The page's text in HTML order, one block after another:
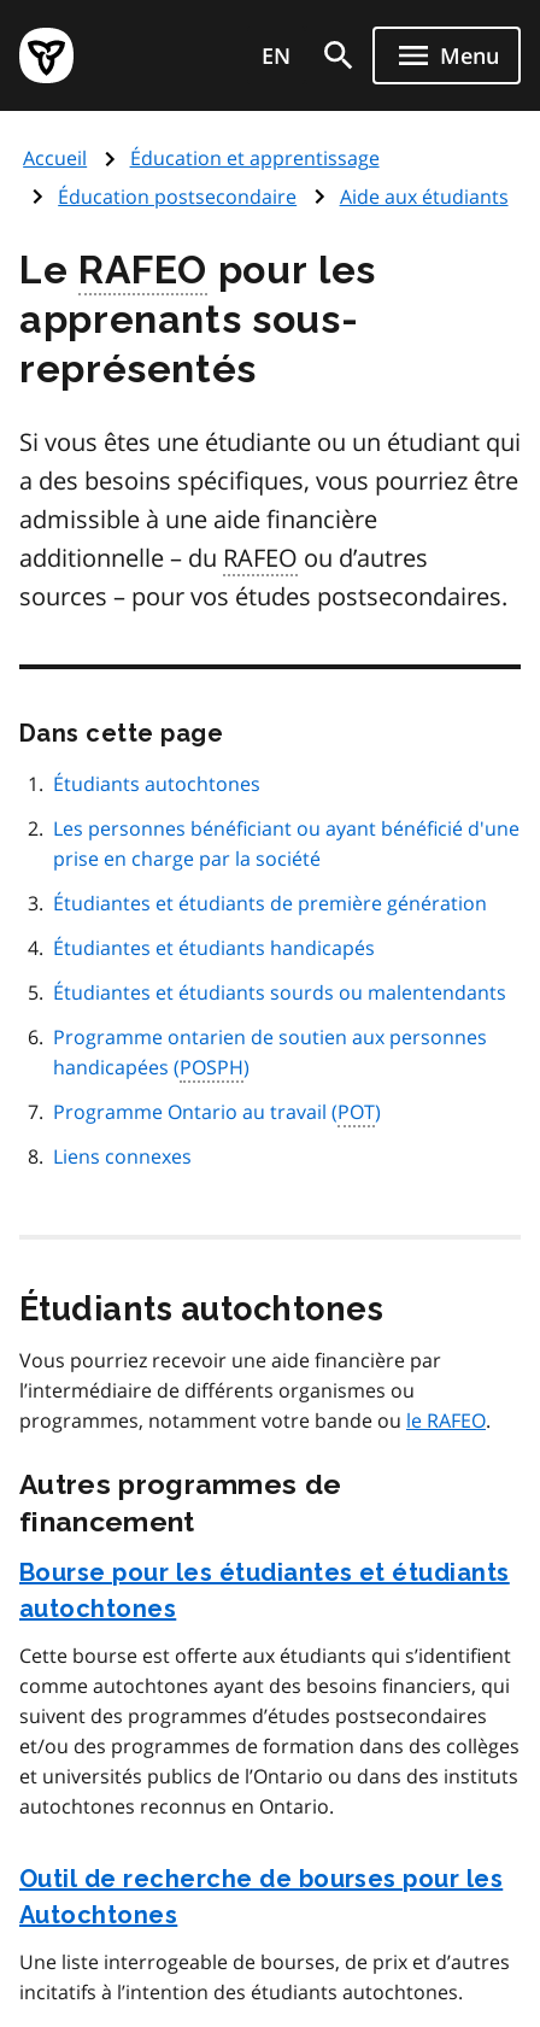
au
contenu
principal
Page
d'accueil
de
l'Ontario
EN Menu
Accueil
Éducation et apprentissage
Éducation postsecondaire
Aide aux étudiants
Le RAFEO pour les
apprenants sous-
représentés
Si vous êtes une étudiante ou un étudiant qui
a des besoins spécifiques, vous pourriez être
admissible à une aide financière
additionnelle – du RAFEO ou d’autres
sources – pour vos études postsecondaires.
Dans cette page
navigation
page
Étudiants autochtones
Les personnes bénéficiant ou ayant bénéficié d'une
prise en charge par la société
Étudiantes et étudiants de première génération
Étudiantes et étudiants handicapés
Étudiantes et étudiants sourds ou malentendants
Programme ontarien de soutien aux personnes
handicapées (POSPH)
Programme Ontario au travail (POT)
Liens connexes
Étudiants autochtones
Vous pourriez recevoir une aide financière par
l’intermédiaire de différents organismes ou
programmes, notamment votre bande ou le RAFEO.
Autres programmes de
financement
Bourse pour les étudiantes et étudiants
autochtones
Cette bourse est offerte aux étudiants qui s’identifient
comme autochtones ayant des besoins financiers, qui
suivent des programmes d’études postsecondaires
et/ou des programmes de formation dans des collèges
et universités publics de l’Ontario ou dans des instituts
autochtones reconnus en Ontario.
Outil de recherche de bourses pour les
Autochtones
Une liste interrogeable de bourses, de prix et d’autres
incitatifs à l’intention des étudiants autochtones.